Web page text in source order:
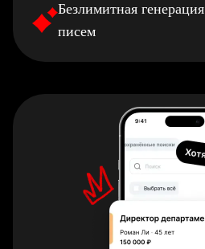
Безлимитная
писем